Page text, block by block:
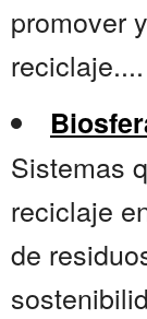
promover
reciclaje....
Sistemas
reciclaje
de